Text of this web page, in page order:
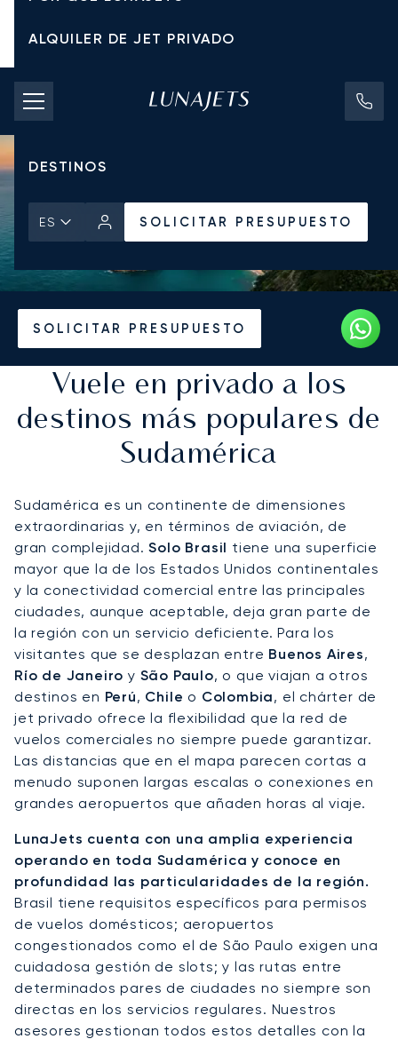
ALQUILER DE JET PRIVADO
TARIFAS DE CHÁRTER
JETS PRIVADOS
DESTINOS
ES SOLICITAR PRESUPUESTO
SOLICITAR PRESUPUESTO
Vuele en privado a los
destinos más populares de
Sudamérica
Sudamérica es un continente de dimensiones
extraordinarias y, en términos de aviación, de
gran complejidad.Solo Brasil tiene una superficie
mayor que la de los Estados Unidos continentales
y la conectividad comercial entre las principales
ciudades, aunque aceptable, deja gran parte de
la región con un servicio deficiente. Para los
visitantes que se desplazan entre Buenos Aires,
Río de Janeiro y São Paulo, o que viajan a otros
destinos en Perú, Chile o Colombia, el chárter de
jet privado ofrece la flexibilidad que la red de
vuelos comerciales no siempre puede garantizar.
Las distancias que en el mapa parecen cortas a
menudo suponen largas escalas o conexiones en
grandes aeropuertos que añaden horas al viaje.
LunaJets cuenta con una amplia experiencia
operando en toda Sudamérica y conoce en
profundidad las particularidades de la región.
Brasil tiene requisitos específicos para permisos
de vuelos domésticos; aeropuertos
congestionados como el de São Paulo exigen una
cuidadosa gestión de slots; y las rutas entre
determinados pares de ciudades no siempre son
directas en los servicios regulares. Nuestros
asesores gestionan todos estos detalles con la